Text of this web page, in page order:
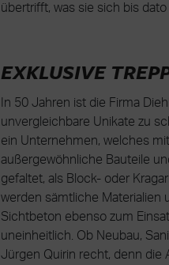
übertrifft, was sie sich bis
EXKLUSIVE
In 50 Jahren ist die Firma
unvergleichbare Unikate zu
ein Unternehmen, welches
außergewöhnliche Bauteile
gefaltet, als Block- oder
werden sämtliche Materialien
Sichtbeton ebenso zum
uneinheitlich. Ob Neubau,
Jürgen Quirin recht, denn die